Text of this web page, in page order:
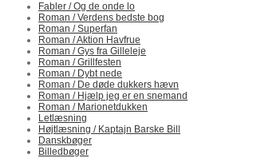
Fabler / Og de onde lo
Roman / Verdens bedste bog
Roman / Superfan
Roman / Aktion Havfrue
Roman / Gys fra Gilleleje
Roman / Grillfesten
Roman / Dybt nede
Roman / De døde dukkers hævn
Roman / Hjælp jeg er en snemand
Roman / Marionetdukken
Letlæsning
Højtlæsning / Kaptajn Barske Bill
Danskbøger
Billedbøger